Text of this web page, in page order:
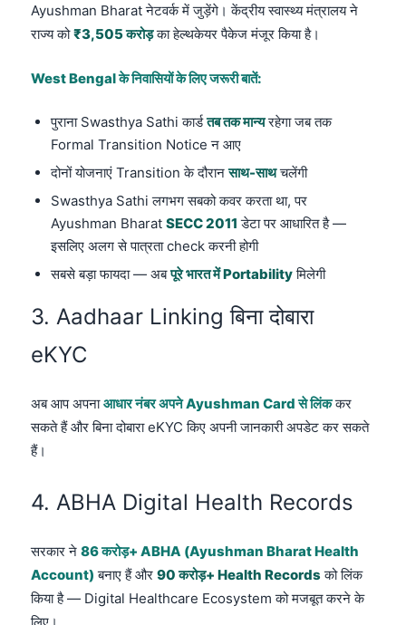
Ayushman Bharat नेटवर्क में जुड़ेंगे। केंद्रीय स्वास्थ्य मंत्रालय ने
राज्य को₹3,505 करोड़का हेल्थकेयर पैकेज मंजूर किया है।
West Bengal के निवासियों के लिए जरूरी बातें:
पुराना Swasthya Sathi कार्डतब तक मान्यरहेगा जब तक
Formal Transition Notice न आए
दोनों योजनाएं Transition के दौरानसाथ-साथचलेंगी
Swasthya Sathi लगभग सबको कवर करता था, पर
Ayushman Bharat SECC 2011 डेटा पर आधारित है —
इसलिए अलग से पात्रता check करनी होगी
सबसे बड़ा फायदा — अबपूरे भारत में Portabilityमिलेगी
3. Aadhaar Linking बिना दोबारा
eKYC
अब आप अपनाआधार नंबर अपने Ayushman Card से लिंककर
सकते हैं और बिना दोबारा eKYC किए अपनी जानकारी अपडेट कर सकते
हैं।
4. ABHA Digital Health Records
सरकार ने 86 करोड़+ ABHA (Ayushman Bharat Health
Account) बनाए हैं और 90 करोड़+ Health Records को लिंक
किया है — Digital Healthcare Ecosystem को मजबूत करने के